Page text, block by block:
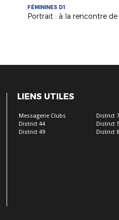
FÉMININES D1
LIENS UTILES
Messagerie Clubs
District 44
District 49
District
District
District